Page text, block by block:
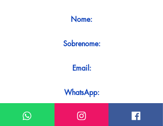
Nome:
Sobrenome:
Email:
WhatsApp:
Mensagem: